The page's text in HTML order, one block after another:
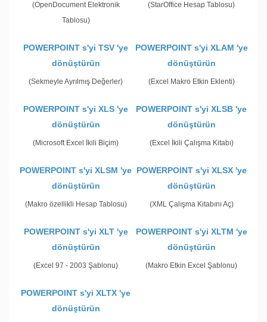
(OpenDocument Elektronik
Tablosu)
(StarOffice Hesap Tablosu)
POWERPOINT s'yi TSV 'ye
dönüştürün
(Sekmeyle Ayrılmış Değerler)
POWERPOINT s'yi XLAM 'ye
dönüştürün
(Excel Makro Etkin Eklenti)
POWERPOINT s'yi XLS 'ye
dönüştürün
(Microsoft Excel İkili Biçim)
POWERPOINT s'yi XLSB 'ye
dönüştürün
(Excel İkili Çalışma Kitabı)
POWERPOINT s'yi XLSM 'ye
dönüştürün
(Makro özellikli Hesap Tablosu)
POWERPOINT s'yi XLSX 'ye
dönüştürün
(XML Çalışma Kitabını Aç)
POWERPOINT s'yi XLT 'ye
dönüştürün
(Excel 97 - 2003 Şablonu)
POWERPOINT s'yi XLTM 'ye
dönüştürün
(Makro Etkin Excel Şablonu)
POWERPOINT s'yi XLTX 'ye
dönüştürün